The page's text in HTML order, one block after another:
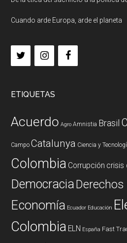
Cuando arde Europa, arde el planeta
ETIQUETAS
Acuerdo Agro Amnistia Brasil
Campo Catalunya Ciencia y
Colombia Corrupción crisis
Democracia
Economía Ecuador Educación
Colombia ELN España Fast